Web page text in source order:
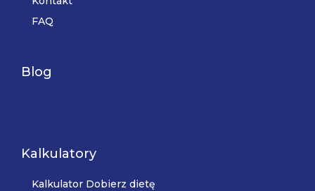
FAQ
Blog
Kalkulatory
Kalkulator Dobierz dietę